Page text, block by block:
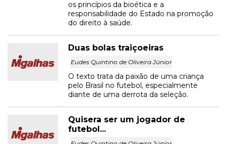
os princípios da bioética e a
responsabilidade do Estado na promoção
do direito à saúde.
Duas bolas traiçoeiras
Eudes Quintino de Oliveira Júnior
O texto trata da paixão de uma criança
pelo Brasil no futebol, especialmente
diante de uma derrota da seleção.
Quisera ser um jogador de
futebol...